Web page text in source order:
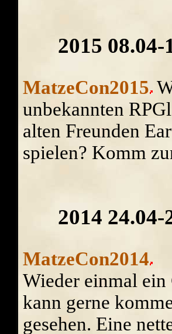
2015 08.04-
MatzeCon2015
unbekannten
alten Freunden
spielen? Komm
2014 24.04-
MatzeCon2014
Wieder einmal ein
kann gerne
gesehen. Eine